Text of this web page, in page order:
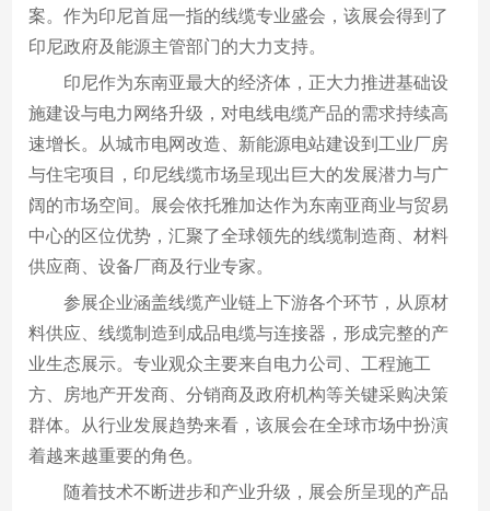
案。作为印尼首屈一指的线缆专业盛会，该展会得到了
印尼政府及能源主管部门的大力支持。
印尼作为东南亚最大的经济体，正大力推进基础设
施建设与电力网络升级，对电线电缆产品的需求持续高
速增长。从城市电网改造、新能源电站建设到工业厂房
与住宅项目，印尼线缆市场呈现出巨大的发展潜力与广
阔的市场空间。展会依托雅加达作为东南亚商业与贸易
中心的区位优势，汇聚了全球领先的线缆制造商、材料
供应商、设备厂商及行业专家。
参展企业涵盖线缆产业链上下游各个环节，从原材
料供应、线缆制造到成品电缆与连接器，形成完整的产
业生态展示。专业观众主要来自电力公司、工程施工
方、房地产开发商、分销商及政府机构等关键采购决策
群体。从行业发展趋势来看，该展会在全球市场中扮演
着越来越重要的角色。
随着技术不断进步和产业升级，展会所呈现的产品